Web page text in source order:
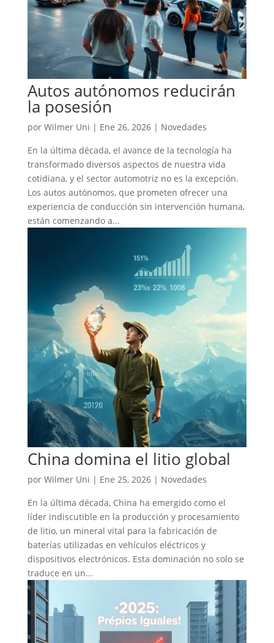
Autos autónomos reducirán
la posesión
por Wilmer Uni | Ene 26, 2026| Novedades
En la última década, el avance de la tecnología ha
transformado diversos aspectos de nuestra vida
cotidiana, y el sector automotriz no es la excepción.
Los autos autónomos, que prometen ofrecer una
experiencia de conducción sin intervención humana,
están comenzando a...
China domina el litio global
por Wilmer Uni | Ene 25, 2026| Novedades
En la última década, China ha emergido como el
líder indiscutible en la producción y procesamiento
de litio, un mineral vital para la fabricación de
baterías utilizadas en vehículos eléctricos y
dispositivos electrónicos. Esta dominación no solo se
traduce en un...